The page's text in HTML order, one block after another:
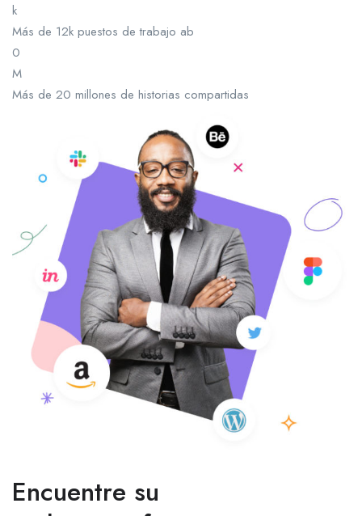
k
Más de 12k puestos de trabajo ab
0
M
Más de 20 millones de historias compartidas
Encuentre su